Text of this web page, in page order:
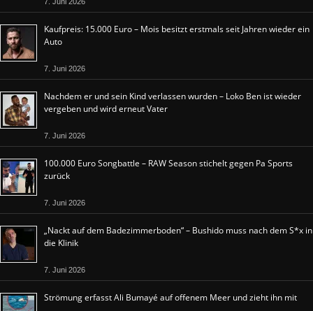
Kaufpreis: 15.000 Euro – Mois besitzt erstmals seit Jahren wieder ein
Auto
7. Juni 2026
Nachdem er und sein Kind verlassen wurden – Loko Ben ist wieder
vergeben und wird erneut Vater
7. Juni 2026
100.000 Euro Songbattle – RAW Season stichelt gegen Pa Sports
zurück
7. Juni 2026
„Nackt auf dem Badezimmerboden“ – Bushido muss nach dem S*x in
die Klinik
7. Juni 2026
Strömung erfasst Ali Bumayé auf offenem Meer und zieht ihn mit